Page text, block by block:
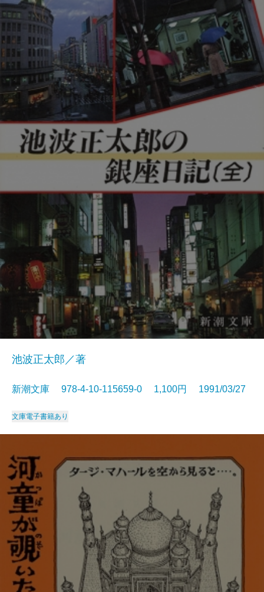
池波正太郎／著
新潮文庫 978-4-10-115659-0 1,100円 1991/03/27
文庫電子書籍あり